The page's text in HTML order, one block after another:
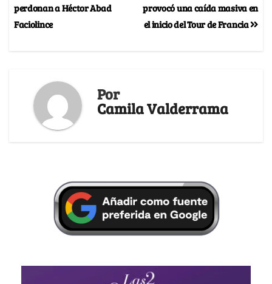
provocó una caída masiva en
el inicio del Tour de Francia
perdonan a Héctor Abad
Faciolince
Por
Camila Valderrama